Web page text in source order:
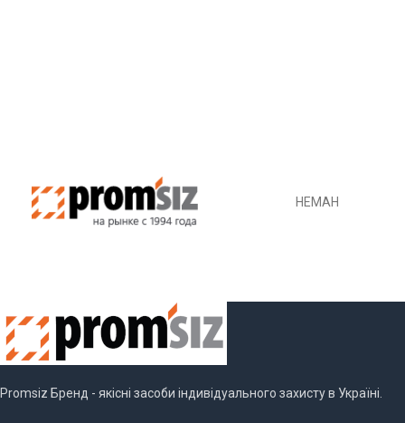
НЕМАН
Promsiz Бренд - якісні засоби індивідуального захисту в Україні.